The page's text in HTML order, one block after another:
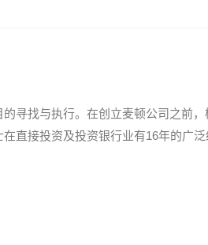
寻找与执行。在创立麦顿公司之前
直接投资及投资银行业有16年的广